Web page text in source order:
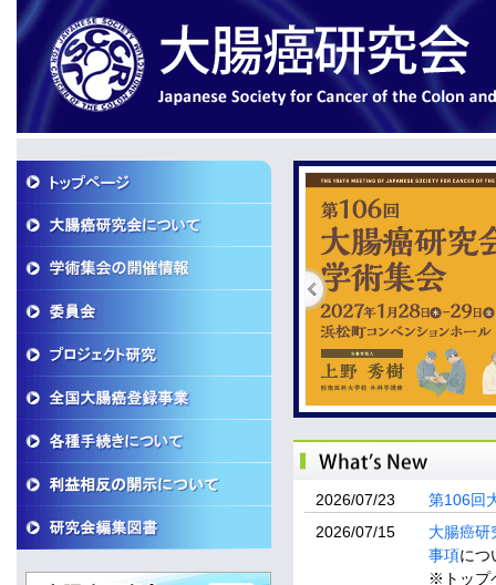
2026/07/23
第106回
2026/07/15
大腸癌研
事項につ
※トップ